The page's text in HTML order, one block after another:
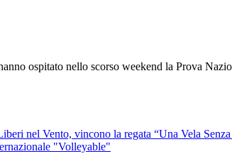
ospitato nello scorso weekend la Prova
nel Vento, vincono la regata “Una Vela Senza
"Volleyable"